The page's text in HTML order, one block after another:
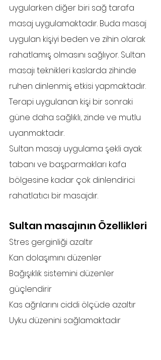
uygularken diğer biri sağ tarafa
masaj uygulamaktadır. Buda masaj
uygulan kişiyi beden ve zihin olarak
rahatlamış olmasını sağlıyor. Sultan
masajı teknikleri kaslarda zihinde
ruhen dinlenmiş etkisi yapmaktadır.
Terapi uygulanan kişi bir sonraki
güne daha sağlıklı, zinde ve mutlu
uyanmaktadır.
Sultan masajı uygulama şekli ayak
tabanı ve başparmakları kafa
bölgesine kadar çok dinlendirici
rahatlatıcı bir masajdır.
Sultan masajının Özellikleri
Stres gerginliği azaltır
Kan dolaşımını düzenler
Bağışıklık sistemini düzenler
güçlendirir
Kas ağrılarını ciddi ölçüde azaltır
Uyku düzenini sağlamaktadır